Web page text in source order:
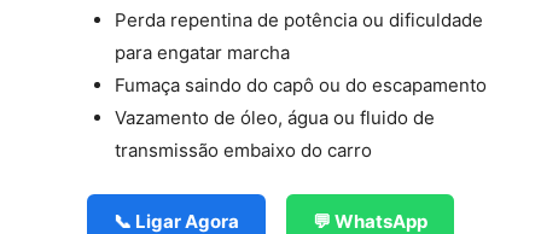
Perda repentina de potência ou dificuldade
para engatar marcha
Fumaça saindo do capô ou do escapamento
Vazamento de óleo, água ou fluido de
transmissão embaixo do carro
📞 Ligar Agora 💬 WhatsApp